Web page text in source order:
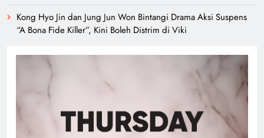
Kong Hyo Jin dan Jung Jun Won Bintangi Drama Aksi Suspens
“A Bona Fide Killer”, Kini Boleh Distrim di Viki